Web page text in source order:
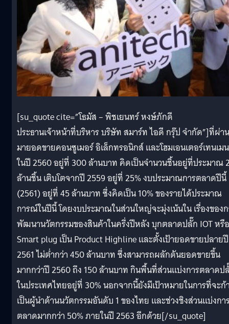
[su_quote cite=”โธมัส – พิชเยนทร์ หงษ์ภักดี
ประธานเจ้าหน้าที่บริหาร บริษัท สมาร์ท ไอดี กรุ๊ป จำกัด”]ที่ผ่าน
มายอดขายคอนซูเมอร์ อิเล็กทรอนิกส์ และโฮมเอนเตอร์เทนเม
ในปี 2560 อยู่ที่ 300 ล้านบาท คิดเป็นจำนวนชิ้นอยู่ที่ประมาณ
ล้านชิ้น เติบโตจากปี 2559 อยู่ที่ 25% งบประมาณการตลาดปีนี้
(2561) อยู่ที่ 45 ล้านบาท ซึ่งคิดเป็น 10% ของรายได้ประมาณ
การณ์ในปีนี้ โดยงบประมาณในส่วนใหญ่จะมุ่งเน้นใน เรื่องของ
พัฒนานวัตกรรมของสินค้าในครึ่งปีหลัง บุกตลาดปลั๊ก IOT หรือ
Smart plug เป็น Product Highline และตั้งเป้ายอดขายปลายปี
2561 ไม่ต่ำกว่า 450 ล้านบาท ซึ่งสามารถผลักดันยอดขายขึ้น
มากกว่าปี 2560 ถึง 150 ล้านบาท กินพื้นที่ส่วนแบ่งการตลาดป
ในประเทศไทยอยู่ที่ 30% นอกจากนี้ยังมีเป้าหมายในการที่จะก้
เป็นผู้นำด้านนวัตกรรมอันดับ 1 ของไทย และช่วงชิงส่วนแบ่งกา
ตลาดมากกว่า 50% ภายในปี 2563 อีกด้วย[/su_quote]